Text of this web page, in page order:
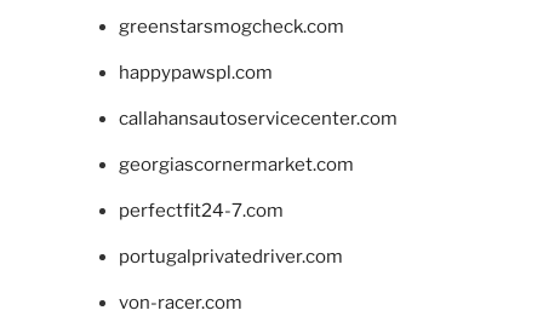
greenstarsmogcheck.com
happypawspl.com
callahansautoservicecenter.com
georgiascornermarket.com
perfectfit24-7.com
portugalprivatedriver.com
von-racer.com